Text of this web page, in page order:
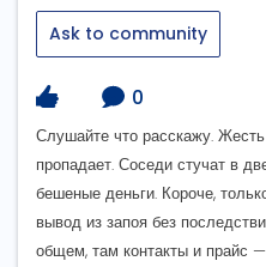
Ask to community
0
Слушайте что расскажу.
пропадает. Соседи стучат в
бешеные деньги. Короче,
вывод из запоя без
общем, там контакты и прайс